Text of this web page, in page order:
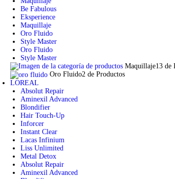
Be Fabulous
Eksperience
Maquillaje
Oro Fluido
Style Master
Oro Fluido
Style Master
Maquillaje13 de
Oro Fluido2 de Productos
LOREAL
Absolut Repair
Aminexil Advanced
Blondifier
Hair Touch-Up
Inforcer
Instant Clear
Lacas Infinium
Liss Unlimited
Metal Detox
Absolut Repair
Aminexil Advanced